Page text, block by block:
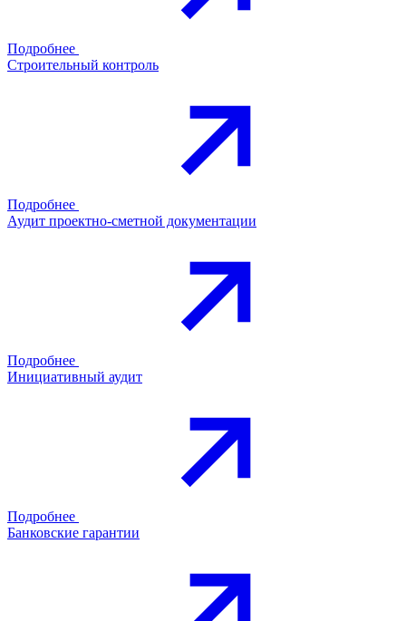
Подробнее
Строительный контроль
Подробнее
Аудит проектно-сметной документации
Подробнее
Инициативный аудит
Подробнее
Банковские гарантии